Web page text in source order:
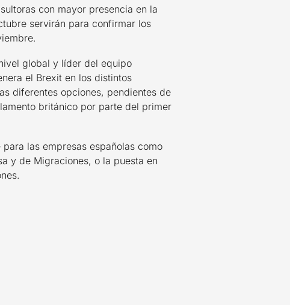
con mayor presencia en la
servirán para confirmar los
global y líder del equipo
el Brexit en los distintos
diferentes opciones, pendientes de
británico por parte del primer
las empresas españolas como
y de Migraciones, o la puesta en